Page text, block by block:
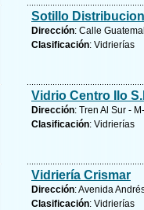
Sotillo
Dirección: Calle
Clasificación: Vidrierías
Vidrio Centro Ilo
Dirección: Tren Al Sur -
Clasificación: Vidrierías
Vidriería Crismar
Dirección: Avenida
Clasificación: Vidrierías